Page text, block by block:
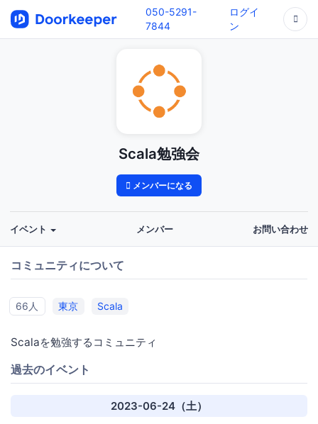
050-5291-
7844
ログイ
ン
Scala勉強会
メンバーになる
イベント メンバー お問い合わせ
コミュニティについて
66人 東京 Scala
Scalaを勉強するコミュニティ
過去のイベント
2023-06-24（土）